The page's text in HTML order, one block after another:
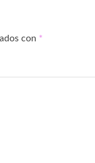
con *